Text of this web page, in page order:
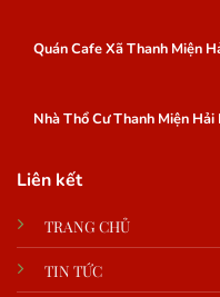
Quán Cafe Xã Thanh Miện
Nhà Thổ Cư Thanh Miện Hải
Liên kết
TRANG CHỦ
TIN TỨC